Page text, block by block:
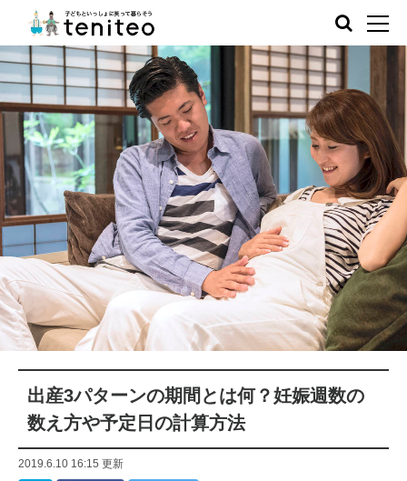
出産3パターンの期間とは何？妊娠週数の
数え方や予定日の計算方法
2019.6.10 16:15 更新